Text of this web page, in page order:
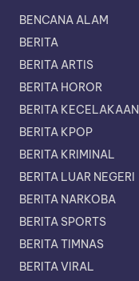
BENCANA ALAM
BERITA
BERITA ARTIS
BERITA HOROR
BERITA KECELAKAAN
BERITA KPOP
BERITA KRIMINAL
BERITA LUAR NEGERI
BERITA NARKOBA
BERITA SPORTS
BERITA TIMNAS
BERITA VIRAL